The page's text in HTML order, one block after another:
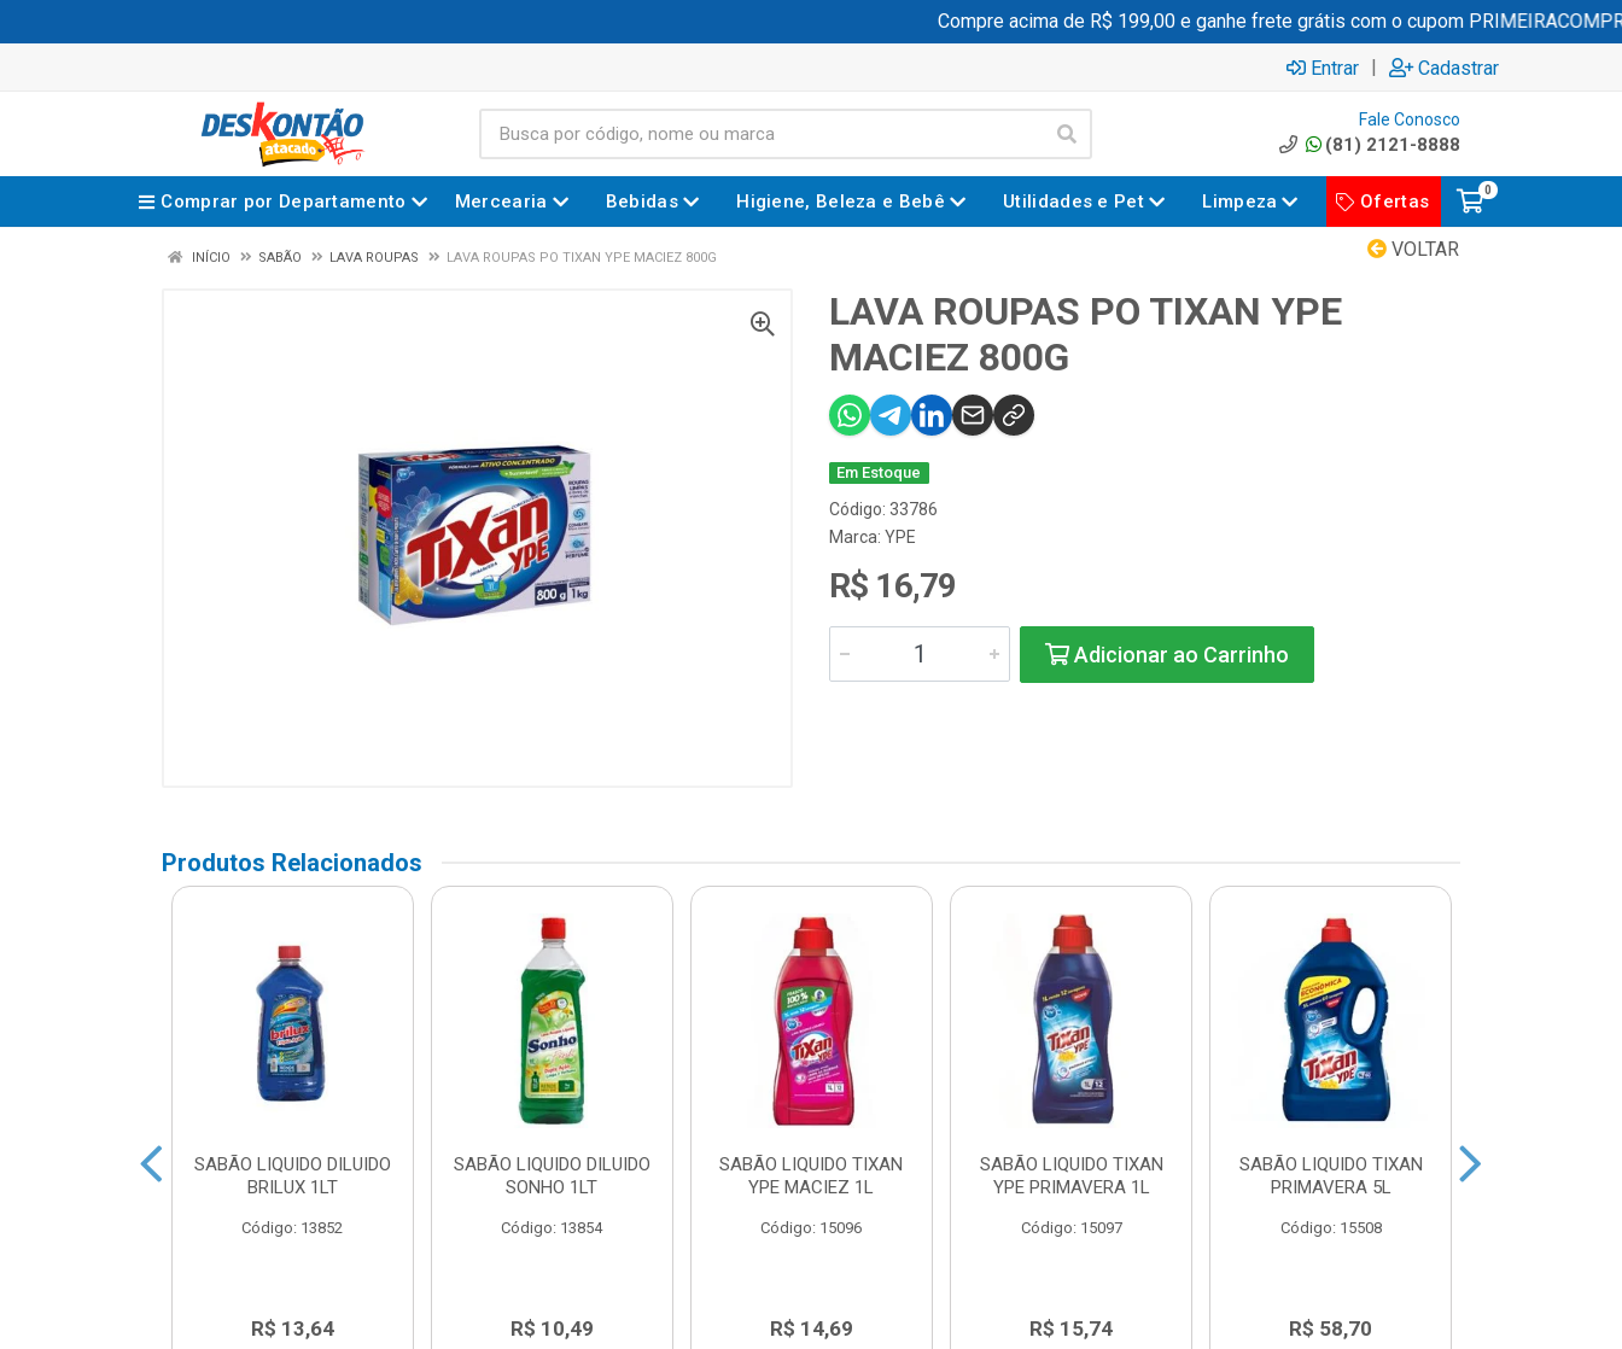
Compre acima de R$ 199,00 e ganhe frete grátis com o cupom PRIMEIRACOMPRA
Entrar | Cadastrar
Fale Conosco
(81) 2121-8888
Comprar por Departamento Mercearia Bebidas Higiene, Beleza e Bebê Utilidades e Pet Limpeza Ofertas
0
VOLTAR
INÍCIO SABÃO LAVA ROUPAS LAVA ROUPAS PO TIXAN YPE MACIEZ 800G
LAVA ROUPAS PO TIXAN YPE
MACIEZ 800G
Em Estoque
Código: 33786
Marca: YPE
R$ 16,79
Adicionar ao Carrinho
Produtos Relacionados
SABÃO LIQUIDO DILUIDO
BRILUX 1LT
Código: 13852
R$ 13,64
SABÃO LIQUIDO DILUIDO
SONHO 1LT
Código: 13854
R$ 10,49
SABÃO LIQUIDO TIXAN
YPE MACIEZ 1L
Código: 15096
R$ 14,69
SABÃO LIQUIDO TIXAN
YPE PRIMAVERA 1L
Código: 15097
R$ 15,74
SABÃO LIQUIDO TIXAN
PRIMAVERA 5L
Código: 15508
R$ 58,70